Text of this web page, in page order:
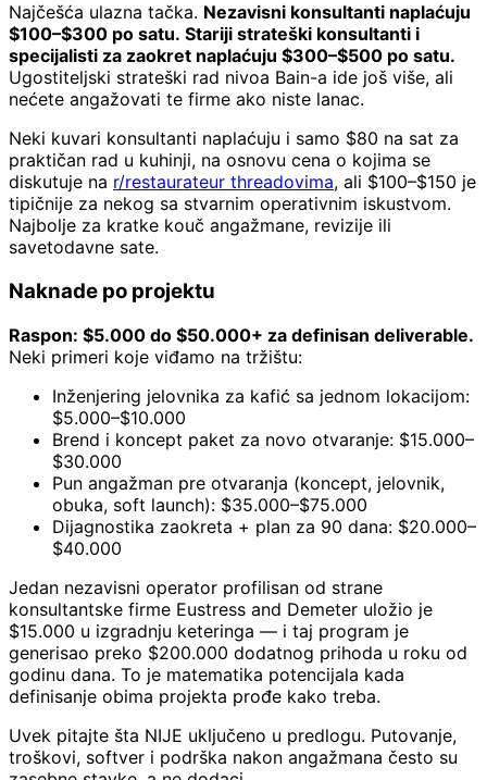
Najčešća ulazna tačka. Nezavisni konsultanti naplaćuju
$100–$300 po satu. Stariji strateški konsultanti i
specijalisti za zaokret naplaćuju $300–$500 po satu.
Ugostiteljski strateški rad nivoa Bain-a ide još više, ali
nećete angažovati te firme ako niste lanac.
Neki kuvari konsultanti naplaćuju i samo $80 na sat za
praktičan rad u kuhinji, na osnovu cena o kojima se
diskutuje na r/restaurateur threadovima, ali $100–$150 je
tipičnije za nekog sa stvarnim operativnim iskustvom.
Najbolje za kratke kouč angažmane, revizije ili
savetodavne sate.
Naknade po projektu
Raspon: $5.000 do $50.000+ za definisan deliverable.
Neki primeri koje viđamo na tržištu:
Inženjering jelovnika za kafić sa jednom lokacijom:
$5.000–$10.000
Brend i koncept paket za novo otvaranje: $15.000–
$30.000
Pun angažman pre otvaranja (koncept, jelovnik,
obuka, soft launch): $35.000–$75.000
Dijagnostika zaokreta + plan za 90 dana: $20.000–
$40.000
Jedan nezavisni operator profilisan od strane
konsultantske firme Eustress and Demeter uložio je
$15.000 u izgradnju keteringa — i taj program je
generisao preko $200.000 dodatnog prihoda u roku od
godinu dana. To je matematika potencijala kada
definisanje obima projekta prođe kako treba.
Uvek pitajte šta NIJE uključeno u predlogu. Putovanje,
troškovi, softver i podrška nakon angažmana često su